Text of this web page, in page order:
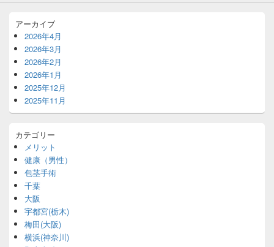
アーカイブ
2026年4月
2026年3月
2026年2月
2026年1月
2025年12月
2025年11月
カテゴリー
メリット
健康（男性）
包茎手術
千葉
大阪
宇都宮(栃木)
梅田(大阪)
横浜(神奈川)